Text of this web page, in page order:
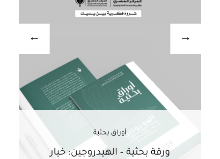
أوراق بحثية
ورقة بحثية – الهيدروجين: خيار